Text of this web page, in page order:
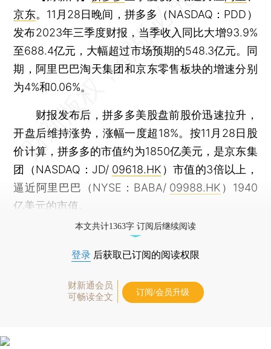
京东。11月28日晚间，拼多多（NASDAQ：PDD）
发布2023年三季度财报，当季收入同比大增93.9%
至688.4亿元，大幅超过市场预期的548.3亿元。同
期，阿里巴巴淘天集团和京东零售板块的增速分别
为4%和0.06%。
财报发布后，拼多多美股盘前股价迅速拉升，
开盘后维持涨势，涨幅一度超18%。按11月28日股
价计算，拼多多的市值约为1850亿美元，是京东集
团（NASDAQ：JD/ 09618.HK ）市值的3倍以上，
逼近阿里巴巴（NYSE：BABA/ 09988.HK ）1940
亿美元的市值。
本文共计1363字 订阅后继续阅读
登录 后获取已订阅的阅读权限
财新通会员
可畅读全文
订阅/会员升级